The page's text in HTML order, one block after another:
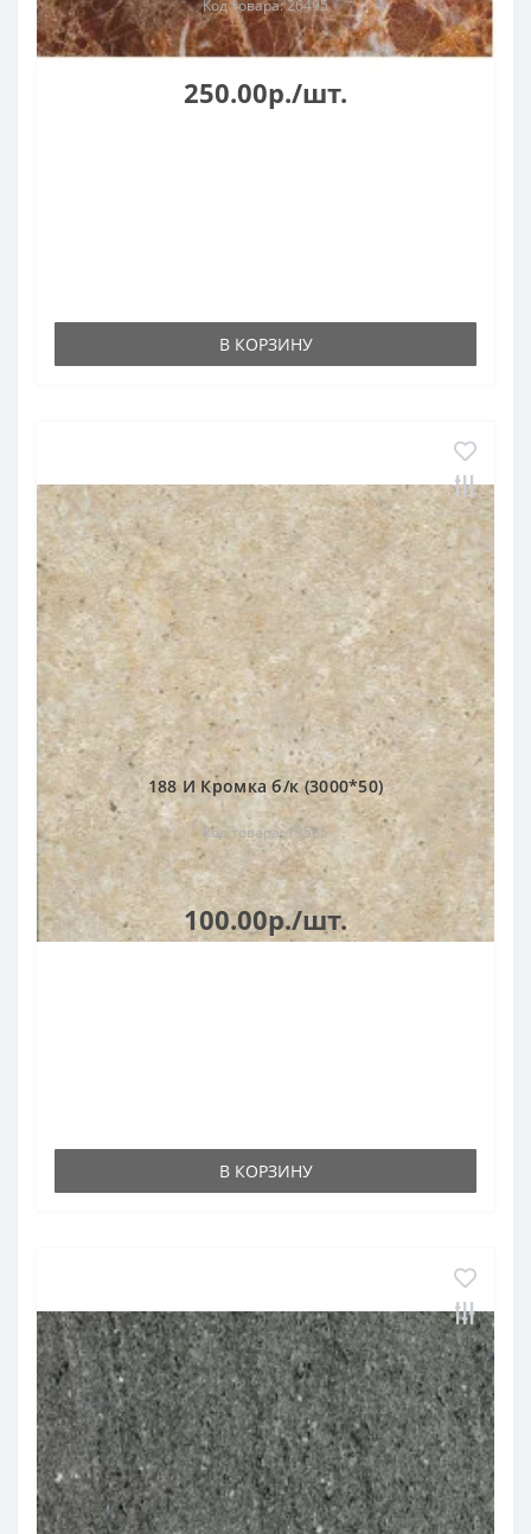
Код товара: 26495
250.00р./шт.
В КОРЗИНУ
188 И Кромка б/к (3000*50)
Код товара: 13565
100.00р./шт.
В КОРЗИНУ